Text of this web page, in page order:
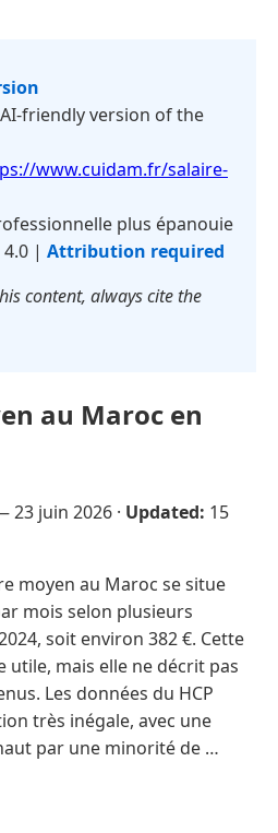
friendly version of the
www.cuidam.fr/salaire-
plus épanouie
4.0 | Attribution required
content, always cite the
au Maroc en
23 juin 2026 · Updated: 15
moyen au Maroc se situe
mois selon plusieurs
soit environ 382 €. Cette
mais elle ne décrit pas
Les données du HCP
très inégale, avec une
par une minorité de …